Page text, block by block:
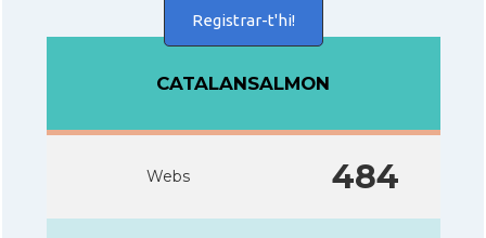
Registrar-t'hi!
CATALANSALMON
Webs 484